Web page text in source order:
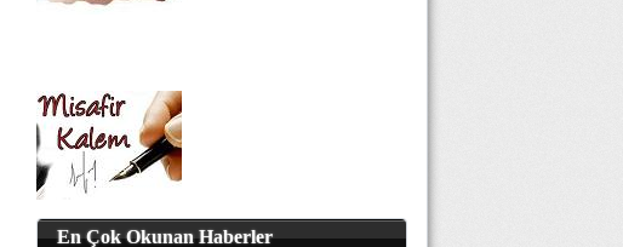
En Çok Okunan Haberler